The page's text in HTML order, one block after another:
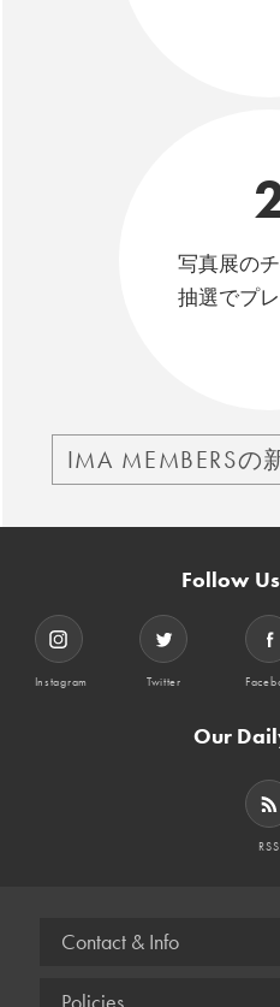
写真展の
抽選でプ
IMA MEMBERSの
Follow
Instagram Twitter
Our
RSS
Contact & Info